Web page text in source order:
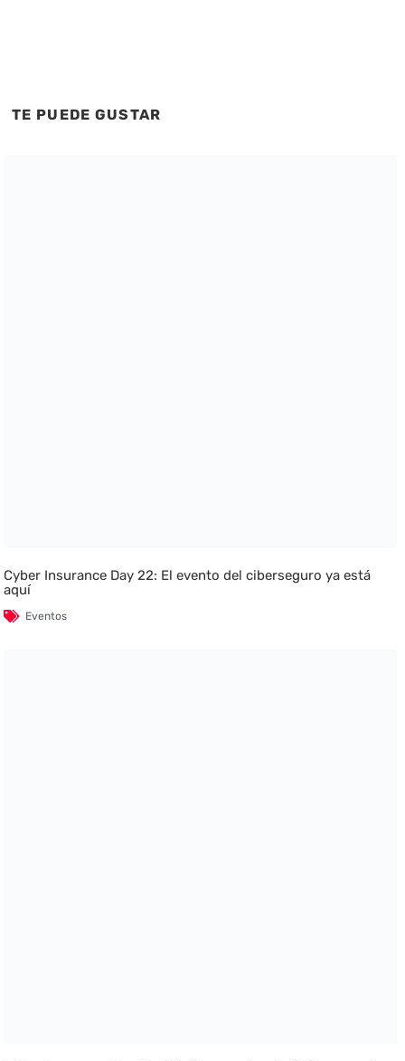
TE PUEDE GUSTAR
Cyber Insurance Day 22: El evento del ciberseguro ya está
aquí
Eventos